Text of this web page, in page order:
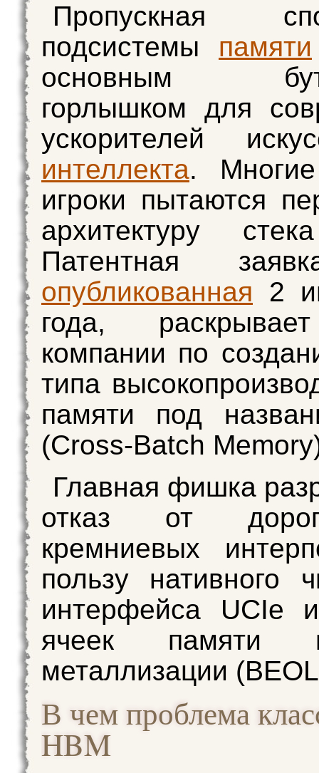
Пропускная
подсистемы памяти
основным
горлышком для
ускорителей
интеллекта.
игроки пытаются
архитектуру
Патентная
опубликованная 2
года,
компании по
типа
памяти под
(Cross-Batch
Главная фишка
отказ от
кремниевых
пользу нативного
интерфейса UCIe
ячеек памяти
металлизации
В чем проблема
HBM